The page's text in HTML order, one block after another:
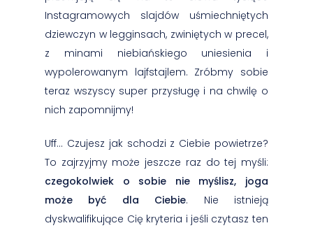
Instagramowych slajdów uśmiechniętych
dziewczyn w legginsach, zwiniętych w precel,
z minami niebiańskiego uniesienia i
wypolerowanym lajfstajlem. Zróbmy sobie
teraz wszyscy super przysługę i na chwilę o
nich zapomnijmy!
Uff… Czujesz jak schodzi z Ciebie powietrze?
To zajrzyjmy może jeszcze raz do tej myśli:
czegokolwiek o sobie nie myślisz, joga
może być dla Ciebie. Nie istnieją
dyskwalifikujące Cię kryteria i jeśli czytasz ten